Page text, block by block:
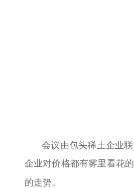
会议由包头稀土企业联
企业对价格都有雾里看花
的走势。